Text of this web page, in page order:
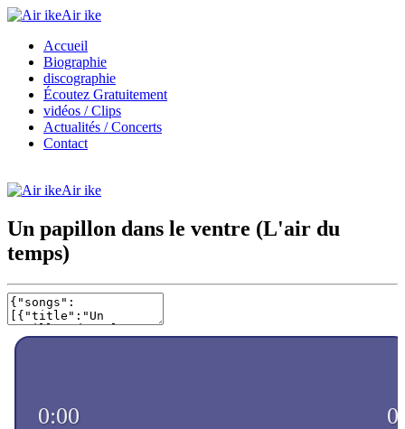
Air ike
Accueil
Biographie
discographie
Écoutez Gratuitement
vidéos / Clips
Actualités / Concerts
Contact
Air ike
Un papillon dans le ventre (L'air du
temps)